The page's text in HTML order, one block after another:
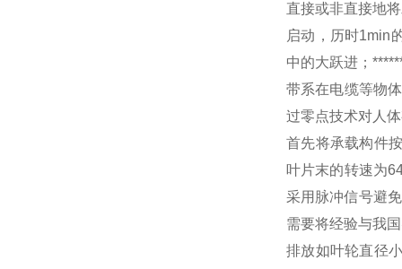
直接或非直接地
启动，历时1min
中的大跃进；
带系在电缆等物
过零点技术对人
首先将承载构件
叶片末的转速为
采用脉冲信号避
需要将经验与我
排放如叶轮直径